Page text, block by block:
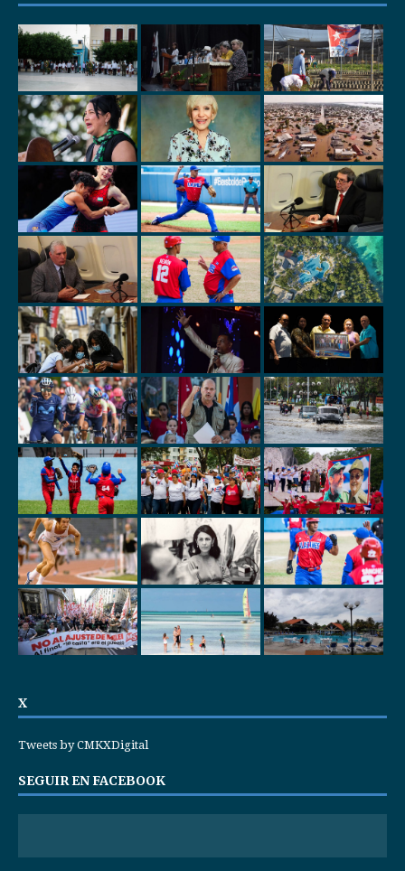
X
Tweets by CMKXDigital
SEGUIR EN FACEBOOK